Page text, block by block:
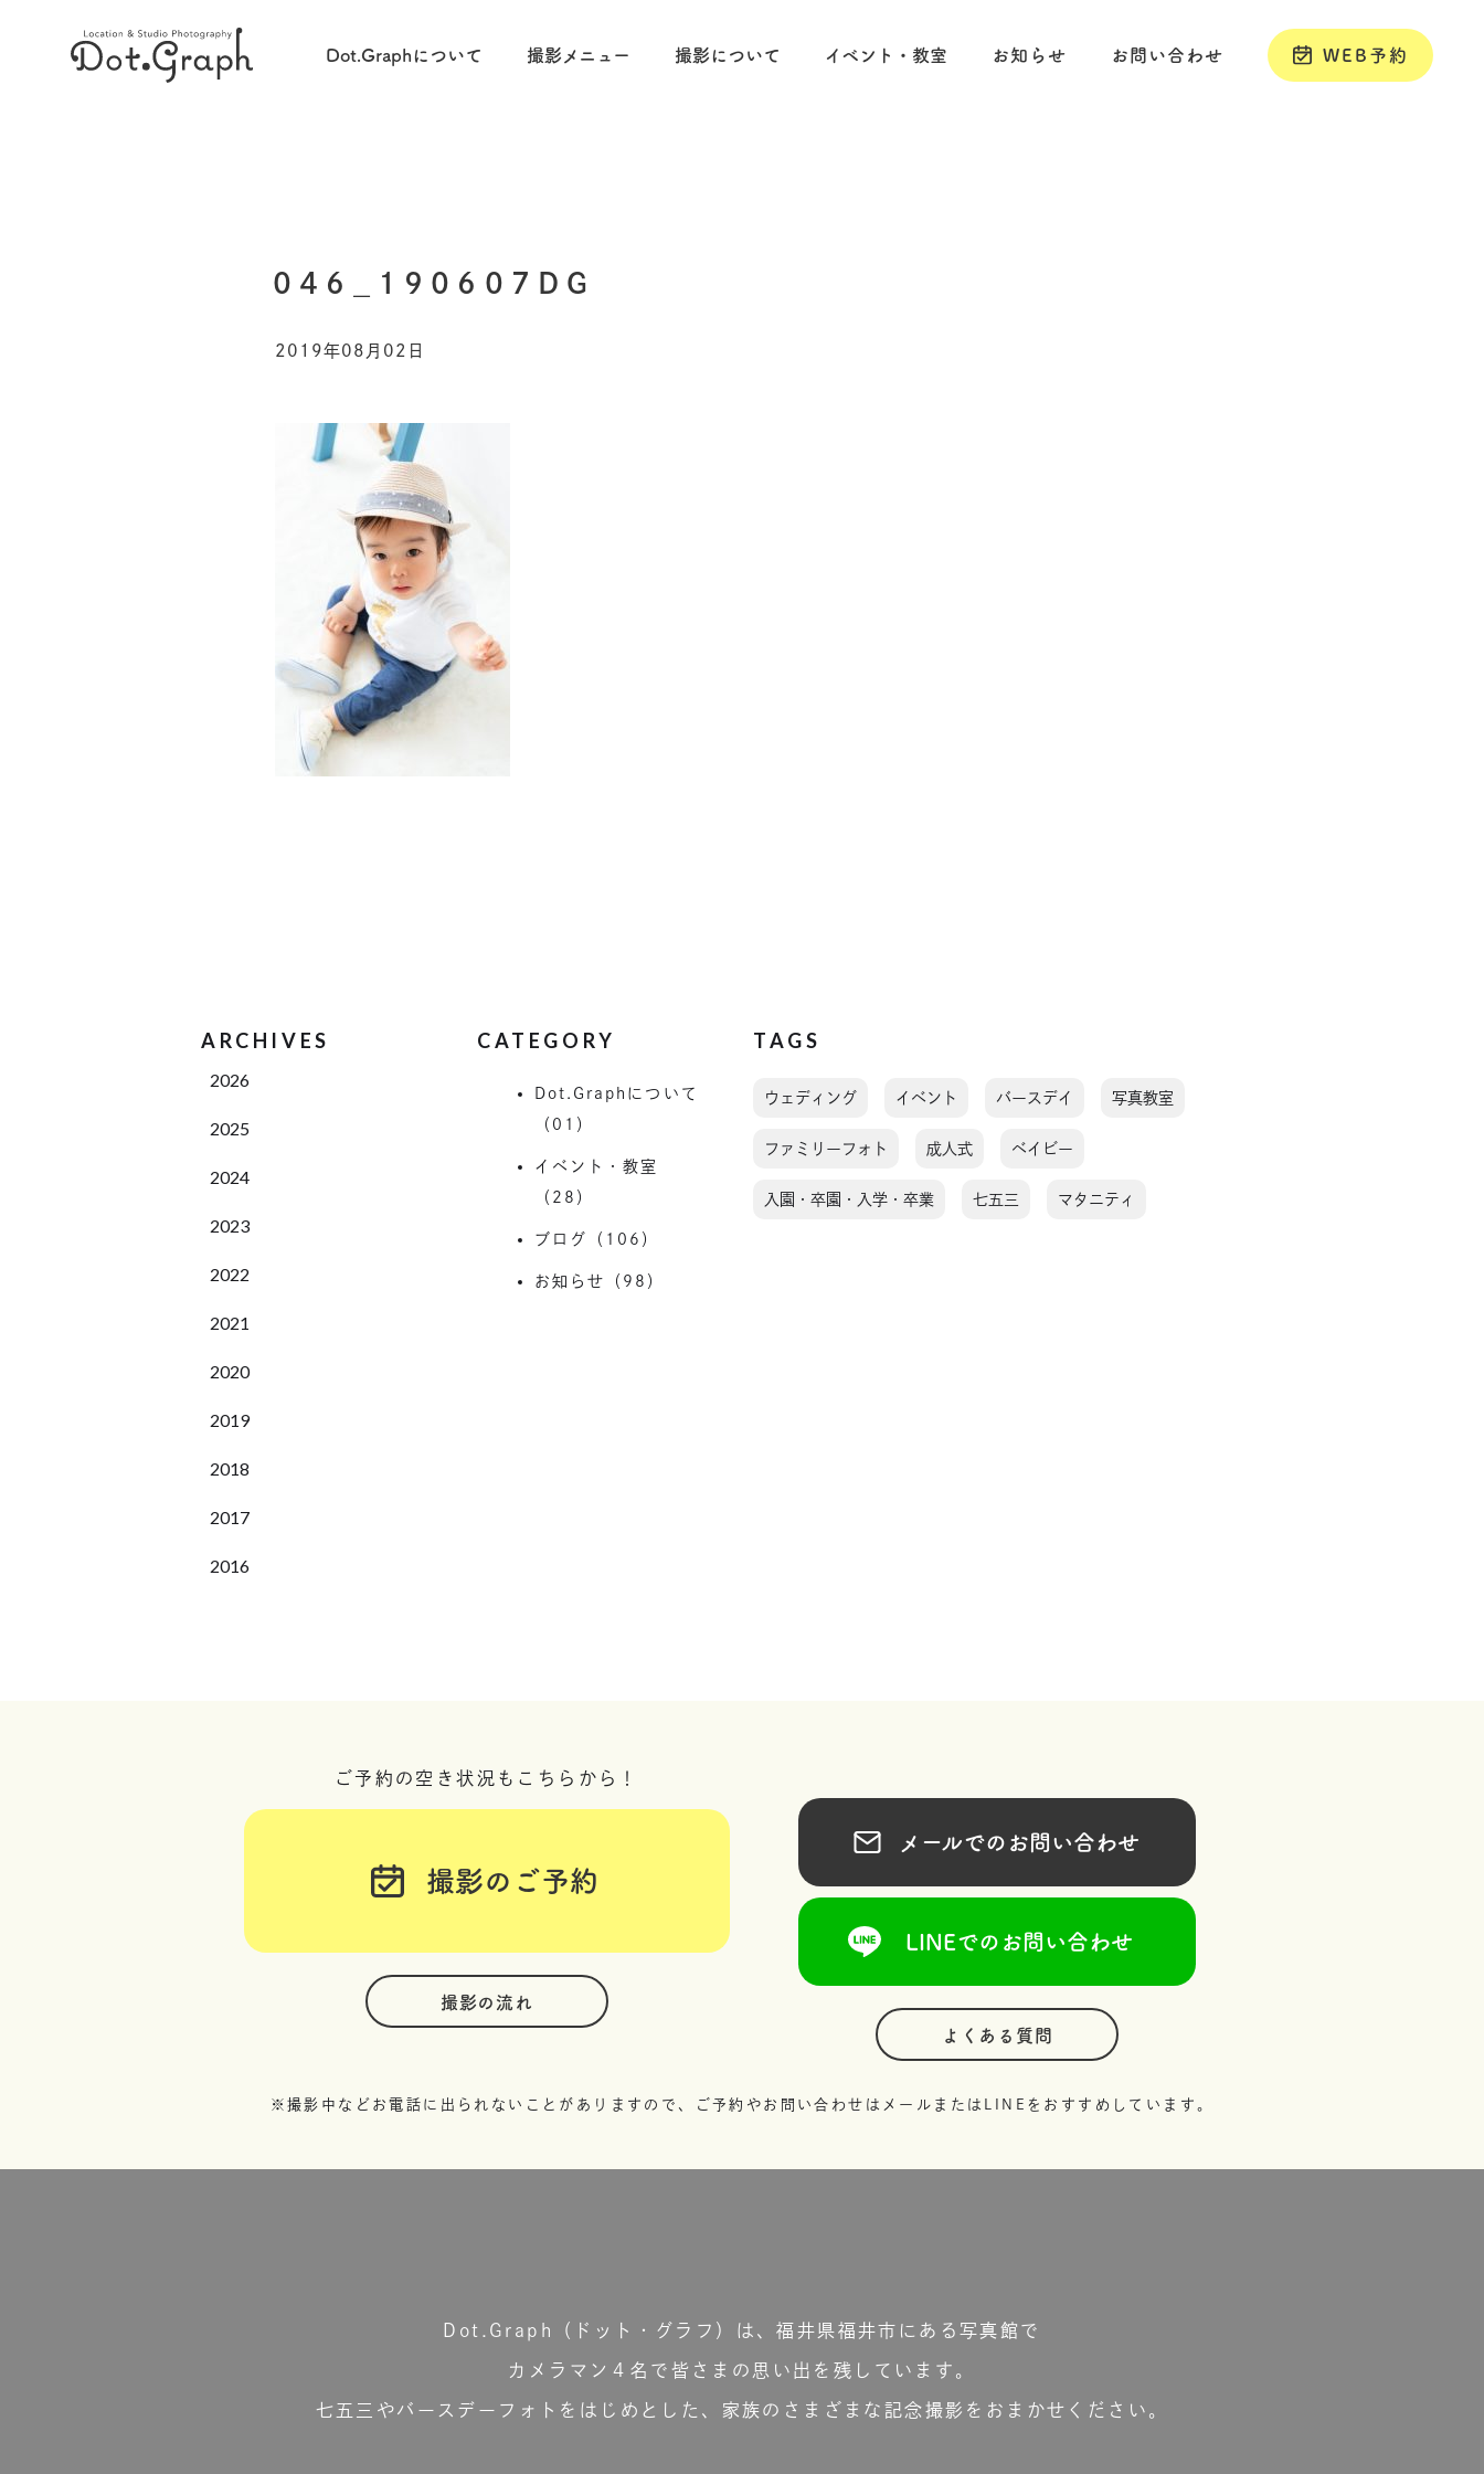
Dot.Graphについて 撮影メニュー 撮影について イベント・教室 お知らせ お問い合わせ WEB予約
046_190607DG
2019年08月02日
ARCHIVES
2026
2025
2024
2023
2022
2021
2020
2019
2018
2017
2016
CATEGORY
Dot.Graphについて
（01）
イベント・教室
（28）
ブログ（106）
お知らせ（98）
TAGS
ウェディング イベント バースデイ 写真教室
ファミリーフォト 成人式 ベイビー
入園・卒園・入学・卒業 七五三 マタニティ
ご予約の空き状況もこちらから！
撮影のご予約
撮影の流れ
メールでのお問い合わせ
LINEでのお問い合わせ
よくある質問
※撮影中などお電話に出られないことがありますので、ご予約やお問い合わせはメールまたはLINEをおすすめしています。
Dot.Graph（ドット・グラフ）は、福井県福井市にある写真館で
カメラマン４名で皆さまの思い出を残しています。
七五三やバースデーフォトをはじめとした、家族のさまざまな記念撮影をおまかせください。